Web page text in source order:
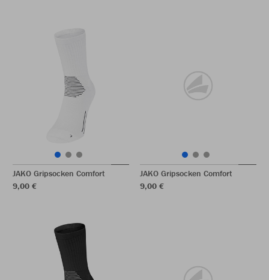
JAKO Gripsocken Comfort
9,00 €
JAKO Gripsocken Comfort
9,00 €